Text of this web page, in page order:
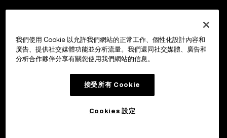
交易
我們使用 Cookie 以允許我們網站的正常工作、個性化設計內容和
廣告、提供社交媒體功能並分析流量。我們還同社交媒體、廣告和
分析合作夥伴分享有關您使用我們網站的信息。
接受所有 Cookie
Cookies 設定